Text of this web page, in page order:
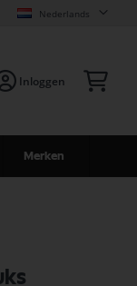
Nederlands
Inloggen
Merken